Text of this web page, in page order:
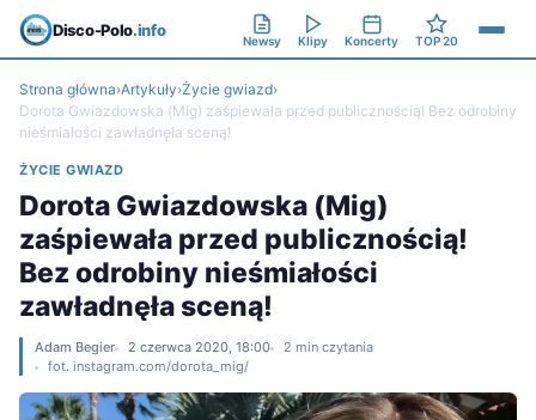
Disco-Polo.info
Newsy Klipy Koncerty TOP 20
Strona główna›Artykuły›Życie gwiazd›
Dorota Gwiazdowska (Mig) zaśpiewała przed publicznością! Bez odrobiny
nieśmiałości zawładnęła sceną!
ŻYCIE GWIAZD
Dorota Gwiazdowska (Mig)
zaśpiewała przed publicznością!
Bez odrobiny nieśmiałości
zawładnęła sceną!
Adam Begier 2 czerwca 2020, 18:00
2 min czytania
fot. instagram.com/dorota_mig/